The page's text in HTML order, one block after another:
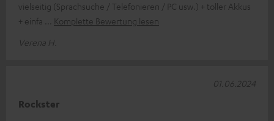
vielseitig (Sprachsuche / Telefonieren / PC usw.) + toller Akkus
+ einfa
Komplette Bewertung lesen
Verena H.
Rockster
01.06.2024